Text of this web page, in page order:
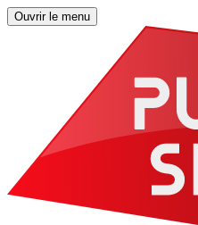
Ouvrir le menu